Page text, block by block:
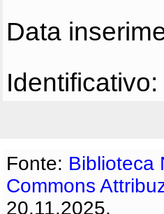
Data
Identificativo:
Fonte: Biblioteca
Commons
20.11.2025.